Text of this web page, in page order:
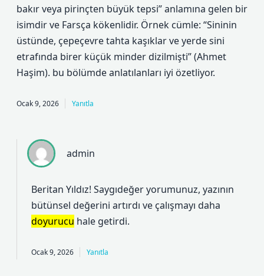
bakır veya pirinçten büyük tepsi” anlamına gelen bir
isimdir ve Farsça kökenlidir. Örnek cümle: “Sininin
üstünde, çepeçevre tahta kaşıklar ve yerde sini
etrafında birer küçük minder dizilmişti” (Ahmet
Haşim). bu bölümde anlatılanları iyi özetliyor.
Ocak 9, 2026 Yanıtla
admin
Beritan Yıldız! Saygıdeğer yorumunuz, yazının
bütünsel değerini artırdı ve çalışmayı daha
doyurucu hale getirdi.
Ocak 9, 2026 Yanıtla